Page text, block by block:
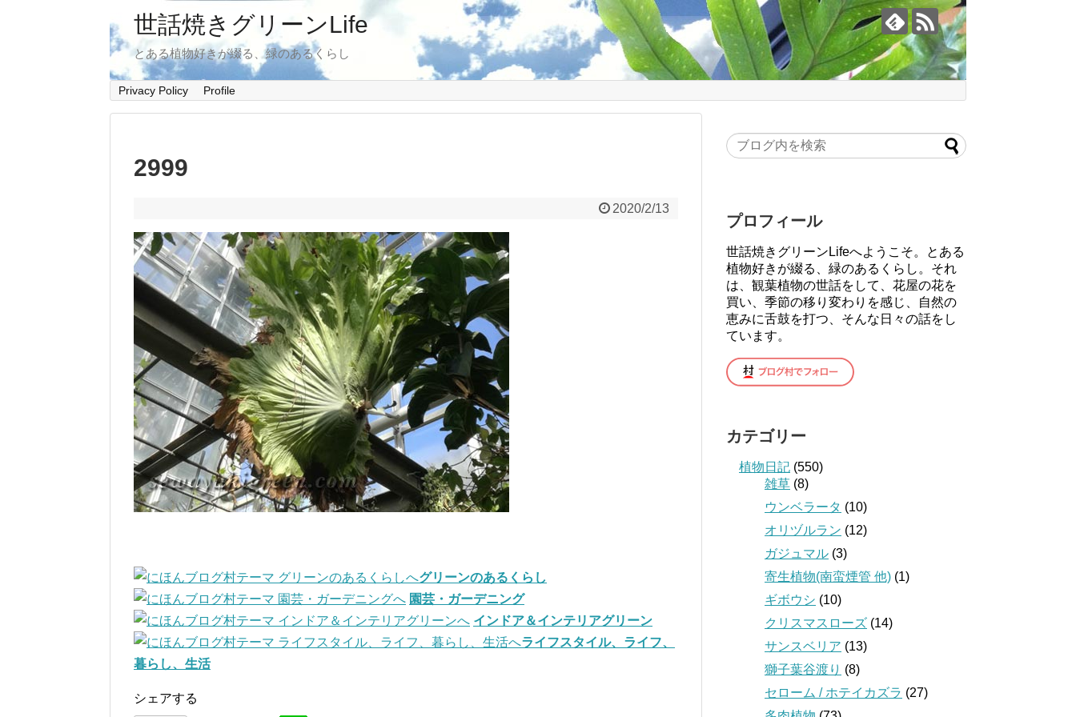
世話焼きグリーンLife
とある植物好きが綴る、緑のあるくらし
Privacy Policy Profile
2999
2020/2/13
グリーンのあるくらし
園芸・ガーデニング
インドア＆インテリアグリーン
ライフスタイル、ライフ、
暮らし、生活
シェアする
プロフィール
世話焼きグリーンLifeへようこそ。とある
植物好きが綴る、緑のあるくらし。それ
は、観葉植物の世話をして、花屋の花を
買い、季節の移り変わりを感じ、自然の
恵みに舌鼓を打つ、そんな日々の話をし
ています。
カテゴリー
植物日記 (550)
雑草 (8)
ウンベラータ (10)
オリヅルラン (12)
ガジュマル (3)
寄生植物(南蛮煙管 他) (1)
ギボウシ (10)
クリスマスローズ (14)
サンスベリア (13)
獅子葉谷渡り (8)
セローム / ホテイカズラ (27)